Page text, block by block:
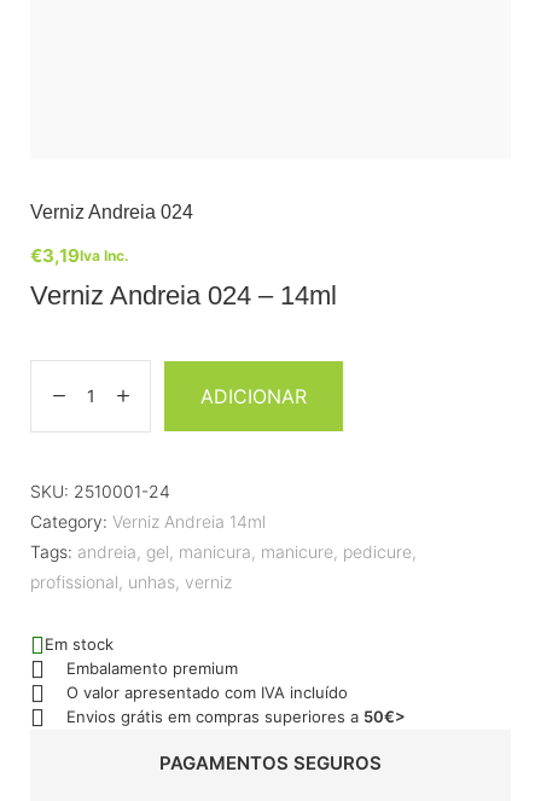
Verniz Andreia 024
€3,19Iva Inc.
Verniz Andreia 024 – 14ml
ADICIONAR
SKU: 2510001-24
Category: Verniz Andreia 14ml
Tags: andreia, gel, manicura, manicure, pedicure,
profissional, unhas, verniz
Em stock
Embalamento premium
O valor apresentado com IVA incluído
Envios grátis em compras superiores a 50€>
PAGAMENTOS SEGUROS